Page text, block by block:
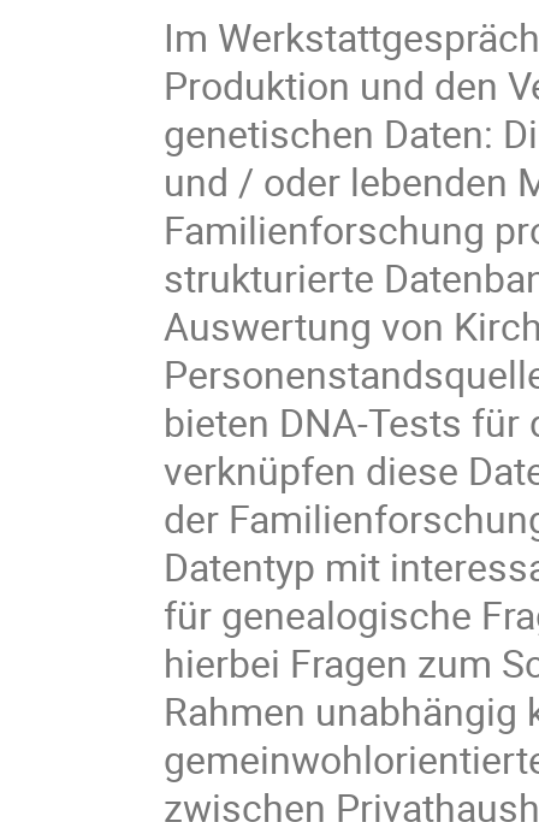
Im
Produktion und den
genetischen Daten:
und / oder lebenden
Familienforschung
strukturierte
Auswertung von
bieten DNA-Tests
verknüpfen diese
der
Datentyp mit
für genealogische
hierbei Fragen zum
Rahmen
zwischen